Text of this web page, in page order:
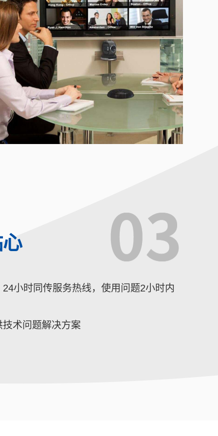
小时同传服务热线，使用问题2小时内
术问题解决方案